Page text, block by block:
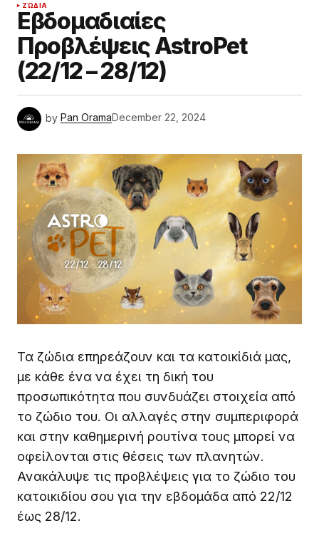
ΖΏΔΙΑ
Εβδομαδιαίες
Προβλέψεις AstroPet
(22/12 – 28/12)
by Pan OramaDecember 22, 2024
Τα ζώδια επηρεάζουν και τα κατοικίδιά μας,
με κάθε ένα να έχει τη δική του
προσωπικότητα που συνδυάζει στοιχεία από
το ζώδιο του. Οι αλλαγές στην συμπεριφορά
και στην καθημερινή ρουτίνα τους μπορεί να
οφείλονται στις θέσεις των πλανητών.
Ανακάλυψε τις προβλέψεις για το ζώδιο του
κατοικιδίου σου για την εβδομάδα από 22/12
έως 28/12.